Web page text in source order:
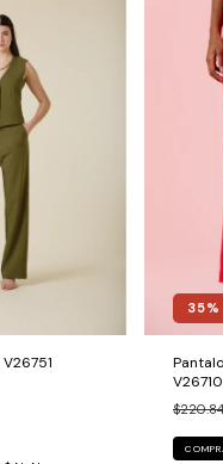
35%
V26710